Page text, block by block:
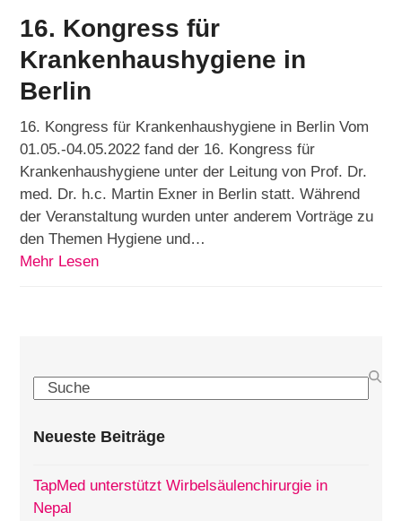
16. Kongress für
Krankenhaushygiene in
Berlin
16. Kongress für Krankenhaushygiene in Berlin Vom
01.05.-04.05.2022 fand der 16. Kongress für
Krankenhaushygiene unter der Leitung von Prof. Dr.
med. Dr. h.c. Martin Exner in Berlin statt. Während
der Veranstaltung wurden unter anderem Vorträge zu
den Themen Hygiene und…
Mehr Lesen
Search
Neueste Beiträge
TapMed unterstützt Wirbelsäulenchirurgie in
Nepal